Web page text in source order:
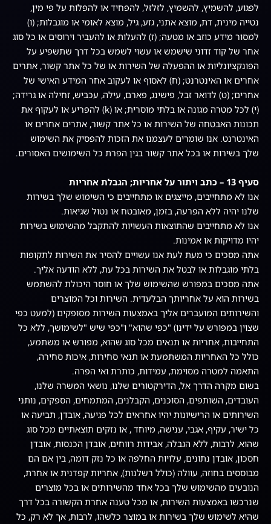
לפגוע, להשמיץ, להשמיץ, לזלזל, להפחיד או להפלות על פי מין,
נטייה מינית, דת, מוצא אתני, גזע, גיל, מוצא לאומי או מוגבלות; (ו)
למסור מידע כוזב או מטעה; (ז) להעלות או להעביר וירוסים או כל סוג
אחר של קוד זדוני שישמש או עשוי לשמש בכל דרך שתשפיע על
הפונקציונליות או ההפעלה של השירות או של כל אתר קשור, אתרים
אחרים או האינטרנט; (ח) לאסוף או לעקוב אחר המידע האישי של
אחרים; (ט) לדואר זבל, פישינג, פארם, עילה, עכביש, זחילה או גרידה;
(י) לכל מטרה מגונה או בלתי מוסרית; או (k) להפריע או לעקוף את
תכונות האבטחה של השירות או כל אתר קשור, אתרים אחרים או
האינטרנט. אנו שומרים לעצמנו את הזכות להפסיק את השימוש
שלך בשירות או בכל אתר קשור בגין הפרת כל השימושים האסורים.
סעיף 13 – כתב ויתור על אחריות; הגבלת אחריות
אנו לא מתחייבים, מייצגים או מתחייבים כי השימוש שלך בשירות
שלנו יהיה ללא הפרעה, בזמן, מאובטח או נטול שגיאות.
אנו לא מתחייבים שהתוצאות העשויות להתקבל מהשימוש בשירות
יהיו מדויקות או אמינות.
אתה מסכים כי מעת לעת אנו עשויים להסיר את השירות לתקופות
בלתי מוגבלות או לבטל את השירות בכל עת, ללא הודעה אליך.
אתה מסכים במפורש שהשימוש שלך או חוסר היכולת להשתמש
בשירות הוא על אחריותך הבלעדית. השירות וכל המוצרים
והשירותים המועברים אליך באמצעות השירות מסופקים (למעט כפי
שצוין במפורש על ידינו) "כפי שהוא" ו"כפי שיש "לשימושך, ללא כל
התחייבות, אחריות או תנאים מכל סוג שהוא, מפורש או משתמע,
כולל כל האחריות המשתמעת או תנאי סחירות, איכות סחירה,
התאמה למטרה מסוימת, עמידות, כותרת ואי הפרה.
בשום מקרה הדרך אל, הדירקטורים שלנו, נושאי המשרה שלנו,
העובדים, השותפים, הסוכנים, הקבלנים, המתמחים, הספקים, נותני
השירותים או הרישיונות יהיו אחראים לכל פגיעה, אובדן, תביעה או
כל ישיר, עקיף, אגבי, ענישה, מיוחד , או נזקים תוצאתיים מכל סוג
שהוא, לרבות, ללא הגבלה, אבידות רווחים, אובדן הכנסות, אובדן
חסכון, אובדן נתונים, עלויות החלפה או כל נזק דומה, בין אם הם
מבוססים בחוזה, עוולה (כולל רשלנות), אחריות קפדנית או אחרת,
הנובעים מהשימוש שלך בכל אחד מהשירותים או בכל מוצרים
שנרכשו באמצעות השירות, או מכל טענה אחרת הקשורה בכל דרך
שהיא לשימוש שלך בשירות או במוצר כלשהו, לרבות, אך לא רק, כל